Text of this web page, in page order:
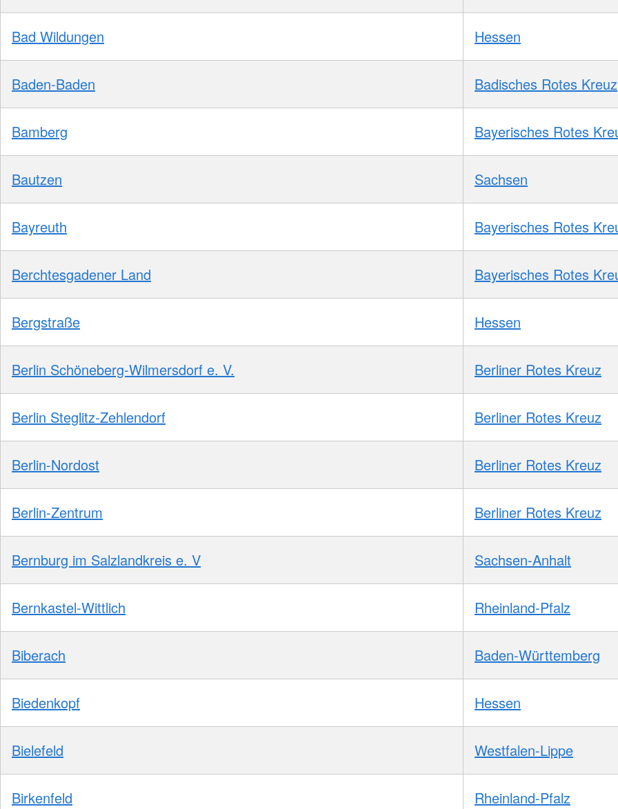
Bad Wildungen Hessen
Baden-Baden Badisches Rotes Kreuz
Bamberg Bayerisches Rotes
Bautzen Sachsen
Bayreuth Bayerisches Rotes
Berchtesgadener Land Bayerisches Rotes
Bergstraße Hessen
Berlin Schöneberg-Wilmersdorf e. V. Berliner Rotes Kreuz
Berlin Steglitz-Zehlendorf Berliner Rotes Kreuz
Berlin-Nordost Berliner Rotes Kreuz
Berlin-Zentrum Berliner Rotes Kreuz
Bernburg im Salzlandkreis e. V Sachsen-Anhalt
Bernkastel-Wittlich Rheinland-Pfalz
Biberach Baden-Württemberg
Biedenkopf Hessen
Bielefeld Westfalen-Lippe
Birkenfeld Rheinland-Pfalz